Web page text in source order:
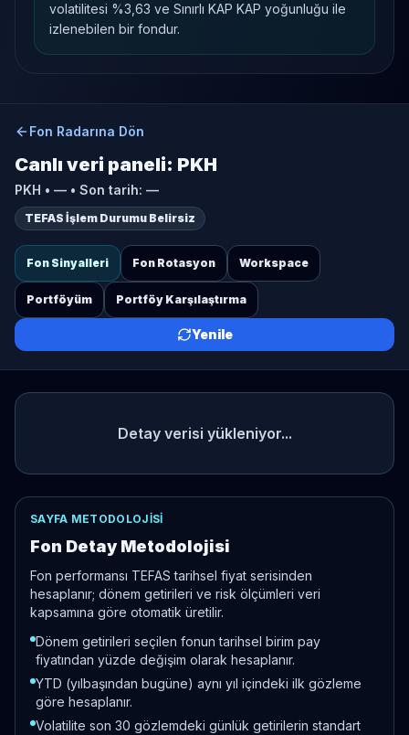
volatilitesi %3,63 ve Sınırlı KAP KAP yoğunluğu ile
izlenebilen bir fondur.
Fon Radarına Dön
Canlı veri paneli: PKH
PKH • — • Son tarih: —
TEFAS İşlem Durumu Belirsiz
Fon Sinyalleri Fon Rotasyon Workspace
Portföyüm Portföy Karşılaştırma
Yenile
Detay verisi yükleniyor...
SAYFA METODOLOJISI
Fon Detay Metodolojisi
Fon performansı TEFAS tarihsel fiyat serisinden
hesaplanır; dönem getirileri ve risk ölçümleri veri
kapsamına göre otomatik üretilir.
Dönem getirileri seçilen fonun tarihsel birim pay
fiyatından yüzde değişim olarak hesaplanır.
YTD (yılbaşından bugüne) aynı yıl içindeki ilk gözleme
göre hesaplanır.
Volatilite son 30 gözlemdeki günlük getirilerin standart